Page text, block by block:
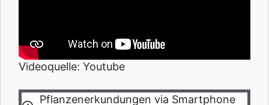
Videoquelle: Youtube
Pflanzenerkundungen via Smartphone